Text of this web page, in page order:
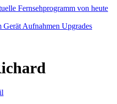
Gerät Aufnahmen Upgrades